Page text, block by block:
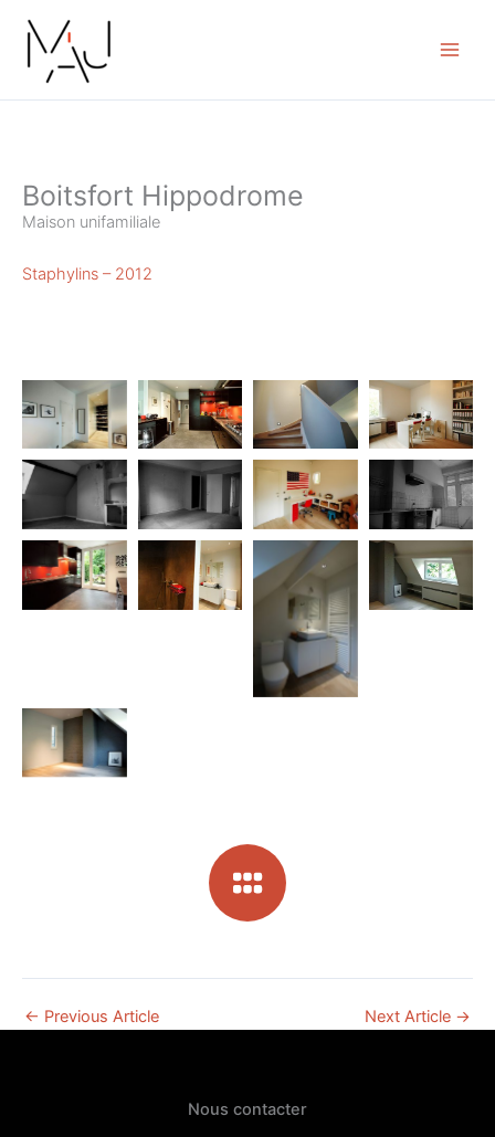
content
Boitsfort Hippodrome
Maison unifamiliale
Staphylins – 2012
← Previous Article Next Article →
Nous contacter